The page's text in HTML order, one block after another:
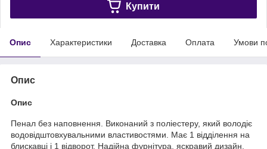
Купити
Опис Характеристики Доставка Оплата Умови
Опис
Опис
Пенал без наповнення. Виконаний з поліестеру, який володіє
водовідштовхувальними властивостями. Має 1 відділення на
блискавці і 1 відворот. Надійна фурнітура, яскравий дизайн.